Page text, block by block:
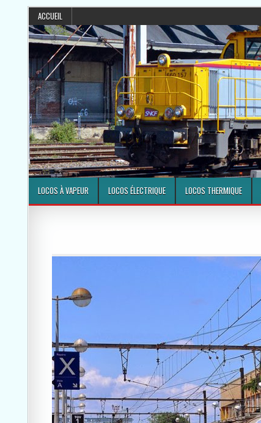
ACCUEIL
LOCOS À VAPEUR LOCOS ÉLECTRIQUE LOCOS THERMIQUE